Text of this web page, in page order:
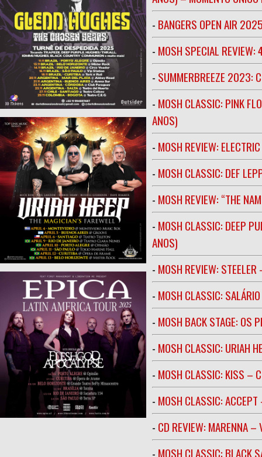
- BANGERS OPEN AIR
- MOSH SPECIAL REVIEW:
- SUMMERBREEZE 2023:
- MOSH CLASSIC: PINK
ANOS)
- MOSH REVIEW:
- MOSH CLASSIC: DEF
- MOSH REVIEW: “THE
- MOSH CLASSIC: DEEP
ANOS)
- MOSH REVIEW: STEELER
- MOSH CLASSIC:
- MOSH BACK STAGE: OS
- MOSH CLASSIC: URIAH
- MOSH CLASSIC: KISS –
- MOSH CLASSIC:
- CD REVIEW: MARENNA –
- MOSH CLASSIC: BLACK